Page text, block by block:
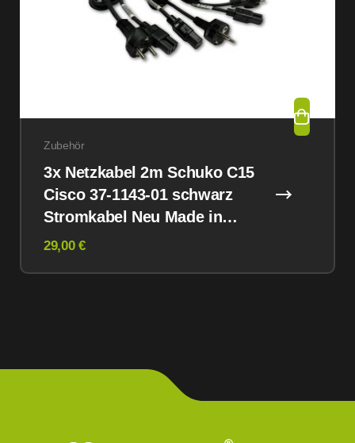
Zubehör
3x Netzkabel 2m Schuko C15
Cisco 37-1143-01 schwarz
Stromkabel Neu Made in
Austria
29,00 €